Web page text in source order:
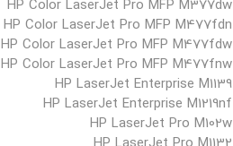
HP Color LaserJet Pro MFP M477fdn
HP Color LaserJet Pro MFP M477fdw
HP Color LaserJet Pro MFP M477fnw
HP LaserJet Enterprise M1139
HP LaserJet Enterprise M1219nf
HP LaserJet Pro M102w